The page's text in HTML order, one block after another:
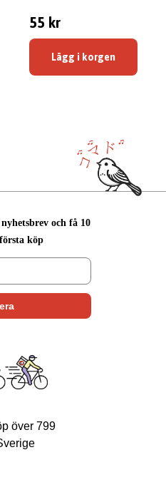
55 kr
Lägg i korgen
och få 10
köp
över 799